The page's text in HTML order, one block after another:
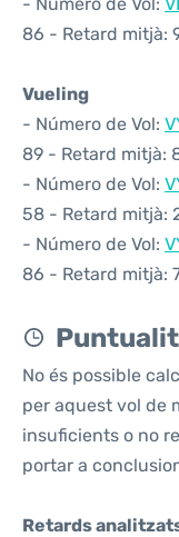
86 - Retard mitjà:
Vueling
- Número de Vol:
89 - Retard mitjà:
- Número de Vol:
58 - Retard mitjà:
- Número de Vol:
86 - Retard mitjà:
No és possible
per aquest vol de
insuficients o no
portar a
Retards